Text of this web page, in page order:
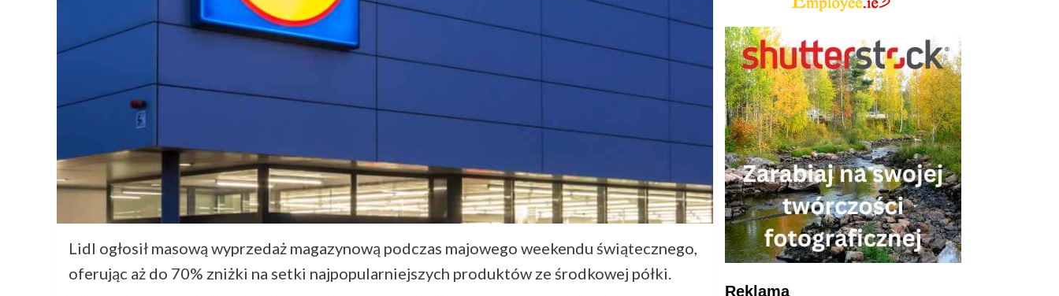
Lidl ogłosił masową wyprzedaż magazynową podczas majowego weekendu świątecznego,
oferując aż do 70% zniżki na setki najpopularniejszych produktów ze środkowej półki.
Reklama